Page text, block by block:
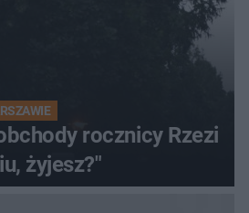
rocznicy Rzezi
żyjesz?"